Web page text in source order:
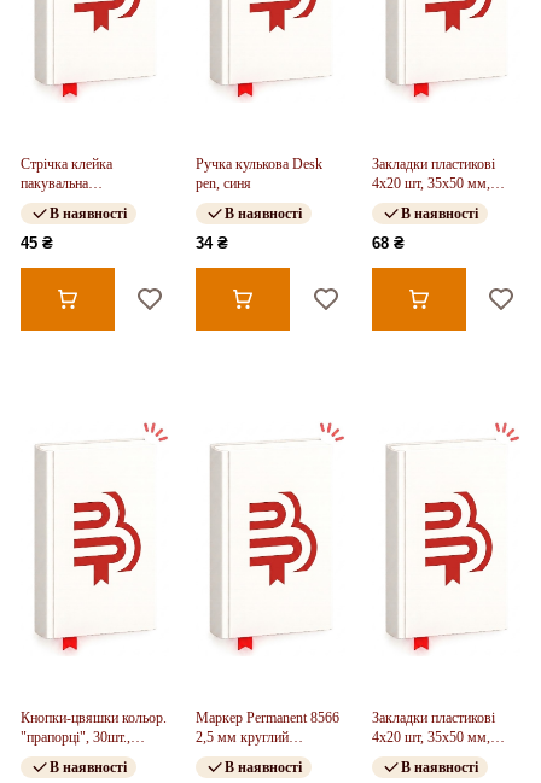
Стрічка клейка
пакувальна
45мм*100ярд, 38 мкм
прозВ наявності
45 ₴
Ручка кулькова Desk
pen, синя
В наявності
34 ₴
Закладки пластикові
4x20 шт, 35х50 мм,
UFO
В наявності
68 ₴
Кнопки-цвяшки кольор.
"прапорці", 30шт.,
пласт.контейнер
В наявності
Маркер Permanent 8566
2,5 мм круглий
фіолетовий
В наявності
Закладки пластикові
4x20 шт, 35х50 мм,
Space food
В наявності